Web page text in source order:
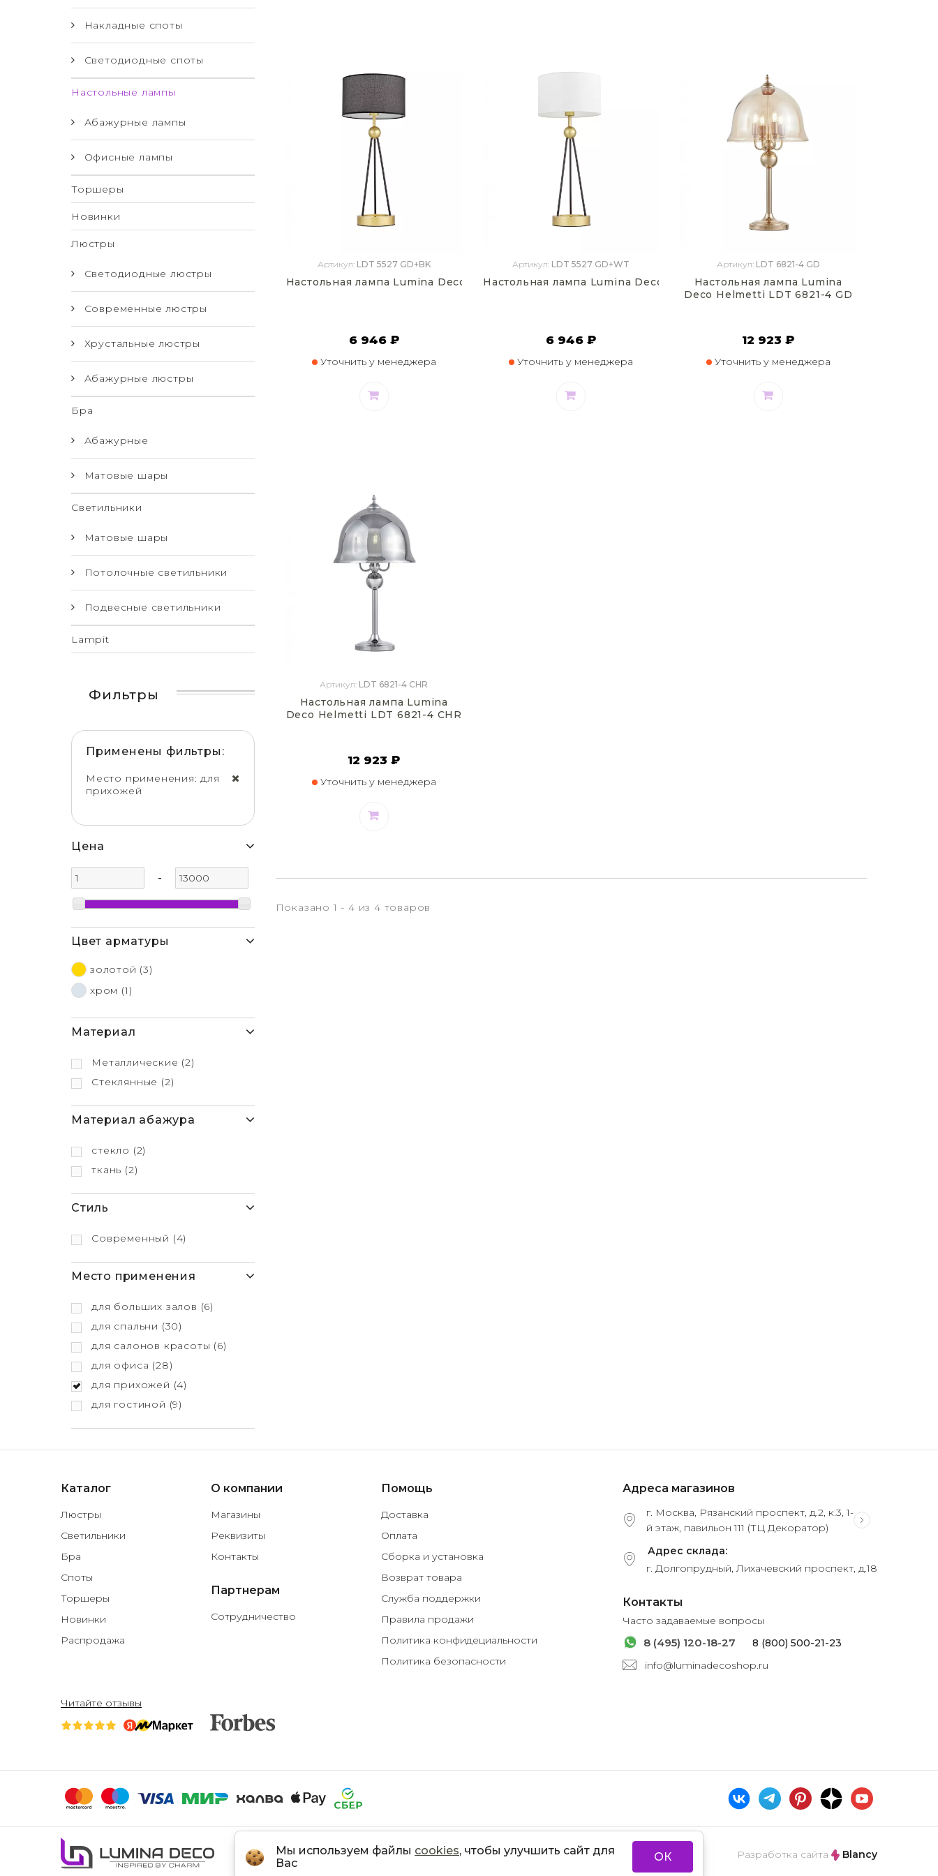
Мы используем файлы cookies, чтобы улучшить сайт для
Вас
ОК
Накладные споты
Светодиодные споты
Настольные лампы
Абажурные лампы
Офисные лампы
Торшеры
Новинки
Люстры
Светодиодные люстры
Современные люстры
Хрустальные люстры
Абажурные люстры
Бра
Абажурные
Матовые шары
Светильники
Матовые шары
Потолочные светильники
Подвесные светильники
Lampit
Фильтры
Применены фильтры:
Место применения: для
прихожей
Цена
-
Цвет арматуры
золотой (3)
хром (1)
Материал
Металлические (2)
Стеклянные (2)
Материал абажура
стекло (2)
ткань (2)
Стиль
Современный (4)
Место применения
для больших залов (6)
для спальни (30)
для салонов красоты (6)
для офиса (28)
для прихожей (4)
для гостиной (9)
Артикул: LDT 5527 GD+BK
Настольная лампа Lumina Deco Belforte LDT 5527 GD+BK
6 946 ₽
Уточнить у менеджера
Артикул: LDT 5527 GD+WT
Настольная лампа Lumina Deco Belforte LDT 5527 GD+WT
6 946 ₽
Уточнить у менеджера
Артикул: LDT 6821-4 GD
Настольная лампа Lumina
Deco Helmetti LDT 6821-4 GD
12 923 ₽
Уточнить у менеджера
Артикул: LDT 6821-4 CHR
Настольная лампа Lumina
Deco Helmetti LDT 6821-4 CHR
12 923 ₽
Уточнить у менеджера
Показано 1 - 4 из 4 товаров
Каталог
Люстры
Светильники
Бра
Споты
Торшеры
Новинки
Распродажа
О компании
Магазины
Реквизиты
Контакты
Партнерам
Сотрудничество
Помощь
Доставка
Оплата
Сборка и установка
Возврат товара
Служба поддержки
Правила продажи
Политика конфидециальности
Политика безопасности
Адреса магазинов
г. Москва, Рязанский проспект, д.2, к.3, 1-
й этаж, павильон 111 (ТЦ Декоратор)
Адрес склада:
г. Долгопрудный, Лихачевский проспект, д.18
Контакты
Часто задаваемые вопросы
8 (495) 120-18-27
8 (800) 500-21-23
info@luminadecoshop.ru
Читайте отзывы
© 2008-2022 - Lumina Deco - Все права защищены Разработка сайта Blancy